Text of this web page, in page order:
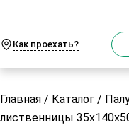
Как проехать?
Главная / Каталог /
лиственницы